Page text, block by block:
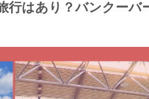
行はあり？バンクーバ